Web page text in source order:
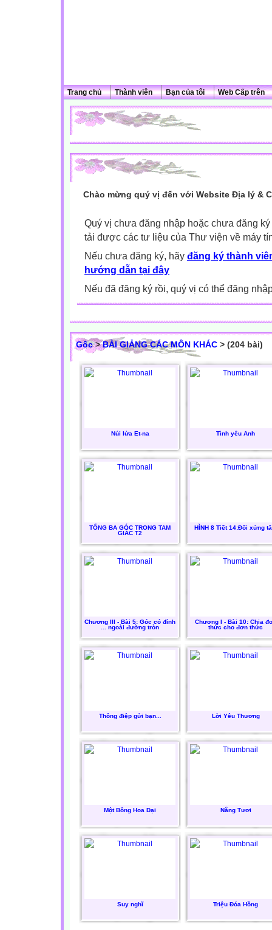
Trang chủ Thành viên Bạn của tôi Web Cấp trên
Chào mừng quý vị đến với Website Địa lý &
Quý vị chưa đăng nhập hoặc chưa đăng
tải được các tư liệu của Thư viện về máy
Nếu chưa đăng ký, hãy đăng ký thành
hướng dẫn tại đây
Nếu đã đăng ký rồi, quý vị có thể đăng
Gốc>BÀI GIẢNG CÁC MÔN KHÁC > (204 bài)
Núi lửa Et-na Tình yêu Anh
TỔNG BA GÓC TRONG TAM
GIÁC T2
HÌNH 8 Tiết 14:Đối xứng
Chương III - Bài 5: Góc có đỉnh
... ngoài đường tròn
Chương I - Bài 10: Chia
thức cho đơn thức
Thông điệp gửi bạn... Lời Yêu Thương
Một Bông Hoa Dại Nắng Tươi
Suy nghĩ Triệu Đóa Hồng